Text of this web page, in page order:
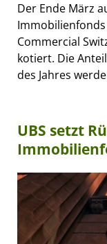
Der Ende März
Immobilienfonds
Commercial
kotiert. Die
des Jahres
UBS setzt